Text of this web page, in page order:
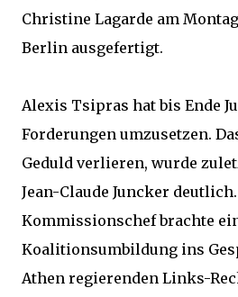
Christine Lagarde am
Berlin ausgefertigt.
Alexis Tsipras hat bis Ende
Forderungen umzusetzen.
Geduld verlieren, wurde
Jean-Claude Juncker
Kommissionschef brachte
Koalitionsumbildung ins
Athen regierenden Links-